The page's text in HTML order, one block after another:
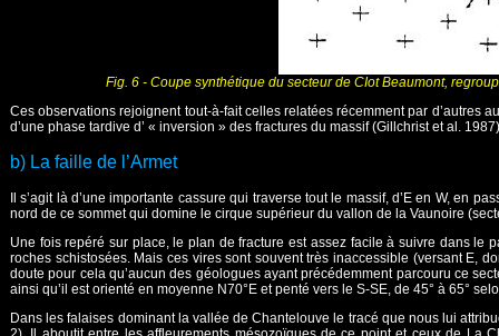
Fig. 6 - Coupe synthétique du secteur de CIot Beaumont,
Ces observations rejoignent tout-à-fait celles relatées récemment par d’autres
d’une phase tardive d’ « inversion » des fractures du massif (Gillchrist et al.
b) La faille de l’Armet
Il s’agit là d’une importante cassure qui traverse tout le massif, d’E en W, en
nord de ce sommet qui domine le cirque supérieur du vallon de la Vaunoire
Une fois repéré sur place, le plan de fracture est assez facile à suivre dans le
roches schistosées. Mais ces vires sont souvent très inaccessible (versant E,
doute pour cela qu’aucun des géologues ayant précédemment parcouru ce
ainsi qu’il est orienté en moyenne N70°E et penté vers le S-SE, de 45° à 65°
Dans les falaises dominant la vallée de Chantelouve le tracé que nous lui